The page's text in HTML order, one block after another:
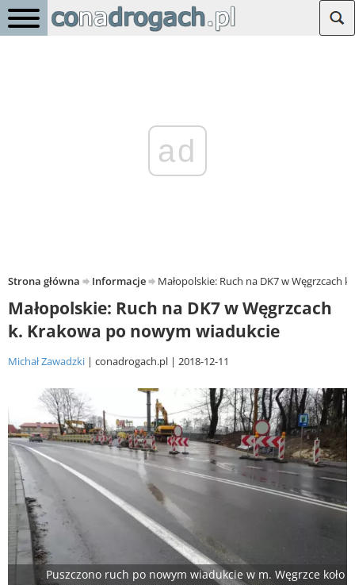
ad
Strona główna Informacje Małopolskie: Ruch na DK7 w Węgrzcach
Małopolskie: Ruch na DK7 w Węgrzcach
k. Krakowa po nowym wiadukcie
Michał Zawadzki conadrogach.pl 2018-12-11
Puszczono ruch po nowym wiadukcie w m. Węgrzce koło